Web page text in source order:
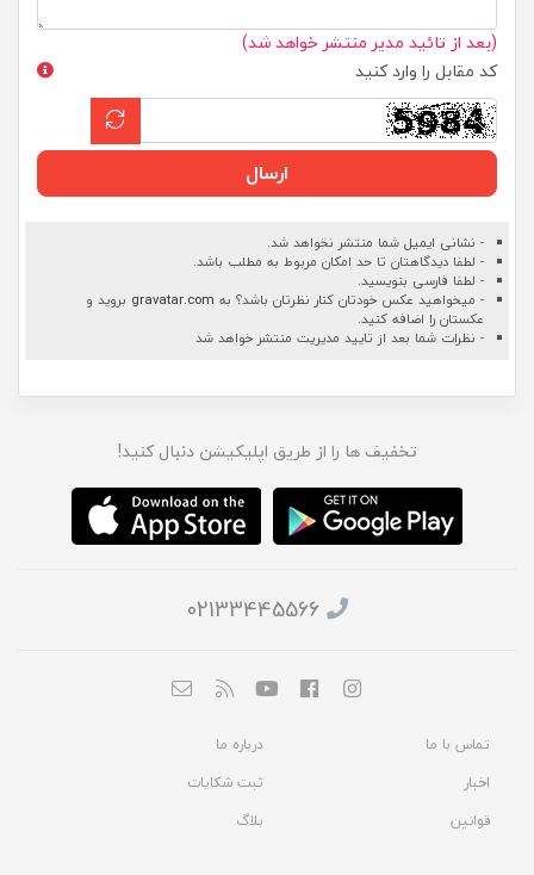
(بعد از تائید مدیر منتشر خواهد شد)
کد مقابل را وارد کنید
ارسال
- نشانی ایمیل شما منتشر نخواهد شد.
- لطفا دیدگاهتان تا حد امکان مربوط به مطلب باشد.
- لطفا فارسی بنویسید.
- میخواهید عکس خودتان کنار نظرتان باشد؟ به gravatar.com بروید و
عکستان را اضافه کنید.
- نظرات شما بعد از تایید مدیریت منتشر خواهد شد
تخفیف ها را از طریق اپلیکیشن دنبال کنید!
02133445566
تماس با ما
درباره ما
اخبار
ثبت شکایات
قوانین
بلاگ